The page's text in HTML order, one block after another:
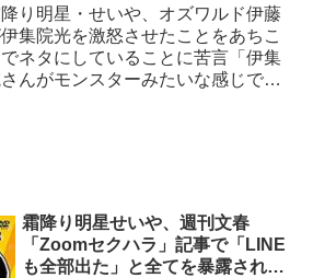
り明星・せいや、オズワルド伊藤
集院光を激怒させたことをあちこ
ネタにしていることに苦言「伊集
んがモンスターみたいな感じで立
霜降り明星せいや、週刊文春
「Zoomセクハラ」記事で「LINE
も全部出た」と全てを暴露された